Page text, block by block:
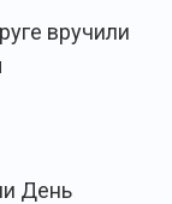
вручили
День